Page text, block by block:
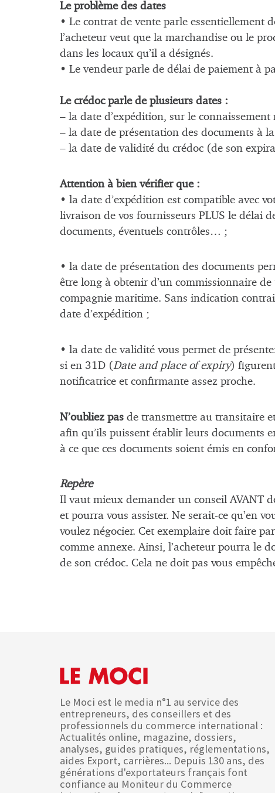
Le problème des dates
• Le contrat de vente parle essentiellement
l’acheteur veut que la marchandise ou le
dans les locaux qu’il a désignés.
• Le vendeur parle de délai de paiement à
Le crédoc parle de plusieurs dates :
– la date d’expédition, sur le
– la date de présentation des documents à
– la date de validité du crédoc (de son
Attention à bien vérifier que :
• la date d’expédition est compatible avec
livraison de vos fournisseurs PLUS le délai
documents, éventuels contrôles… ;
• la date de présentation des documents
être long à obtenir d’un commissionnaire
compagnie maritime. Sans indication
date d’expédition ;
• la date de validité vous permet de
si en 31D (Date and place of expiry)
notificatrice et confirmante assez proche.
N’oubliez pas de transmettre au transitaire
afin qu’ils puissent établir leurs documents
à ce que ces documents soient émis en
Repère
Il vaut mieux demander un conseil AVANT
et pourra vous assister. Ne serait-ce qu’en
voulez négocier. Cet exemplaire doit faire
comme annexe. Ainsi, l’acheteur pourra le
de son crédoc. Cela ne doit pas vous
Le Moci est le media n°1 au service des
entrepreneurs, des conseillers et des
professionnels du commerce international :
Actualités online, magazine, dossiers,
analyses, guides pratiques, réglementations,
aides Export, carrières... Depuis 130 ans, des
générations d'exportateurs français font
confiance au Moniteur du Commerce